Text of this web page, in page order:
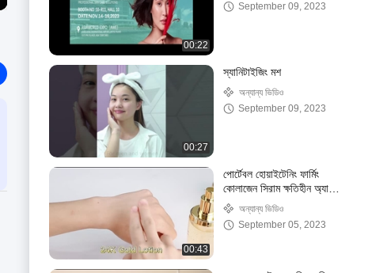
00:22
September 09, 2023
00:27
স্যানিটাইজিং মশ
অন্যান্য ভিডিও
September 09, 2023
00:43
পোর্টেবল হোয়াইটেনিং ফার্মিং
কোলাজেন সিরাম ক্ষতিহীন অ্যান্টি
এজিং অন্যান্য ভিডিও
September 05, 2023